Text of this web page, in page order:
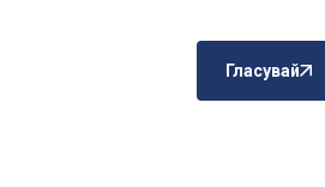
Гласувай